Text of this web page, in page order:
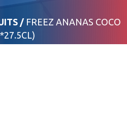
/ FREEZ ANANAS COCO